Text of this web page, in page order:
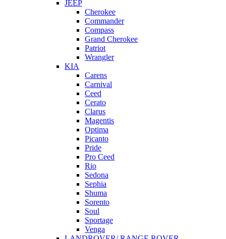
JEEP
Cherokee
Commander
Compass
Grand Cherokee
Patriot
Wrangler
KIA
Carens
Carnival
Ceed
Cerato
Clarus
Magentis
Optima
Picanto
Pride
Pro Ceed
Rio
Sedona
Sephia
Shuma
Sorento
Soul
Sportage
Venga